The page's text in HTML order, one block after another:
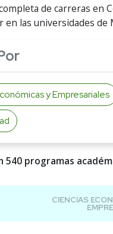
de carreras en
en las universidades de
y Empresariales
540 programas